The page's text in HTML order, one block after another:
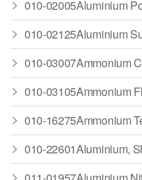
010-02005Aluminium
010-02125Aluminium
010-03007Ammonium
010-03105Ammonium
010-16275Ammonium
010-22601Aluminium,